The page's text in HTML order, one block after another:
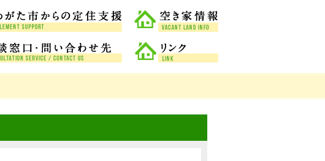
て？ なめがた市からの定住支援
ン 相談窓口・問い合わせ先